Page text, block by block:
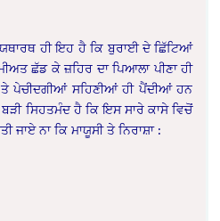
ਹੀ ਇਹ ਹੈ ਕਿ ਬੁਰਾਈ ਦੇ ਛਿੱਟਿਆਂ
ਛੱਡ ਕੇ ਜ਼ਹਿਰ ਦਾ ਪਿਆਲਾ ਪੀਣਾ ਹੀ
ਪੇਚੀਦਗੀਆਂ ਸਹਿਣੀਆਂ ਹੀ ਪੈਂਦੀਆਂ ਹਨ
ਸਿਹਤਮੰਦ ਹੈ ਕਿ ਇਸ ਸਾਰੇ ਕਾਸੇ ਵਿਚੋਂ
ਜਾਏ ਨਾ ਕਿ ਮਾਯੂਸੀ ਤੇ ਨਿਰਾਸ਼ਾ :